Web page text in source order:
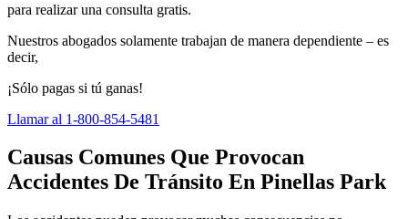
para realizar una consulta gratis.
Nuestros abogados solamente trabajan de manera dependiente – es
decir,
¡Sólo pagas si tú ganas!
Llamar al 1-800-854-5481
Causas Comunes Que Provocan
Accidentes De Tránsito En Pinellas Park